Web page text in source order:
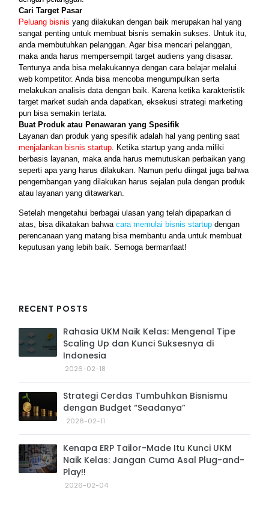
Cari Target Pasar
Peluang bisnis yang dilakukan dengan baik merupakan hal yang
sangat penting untuk membuat bisnis semakin sukses. Untuk itu,
anda membutuhkan pelanggan. Agar bisa mencari pelanggan,
maka anda harus mempersempit target audiens yang disasar.
Tentunya anda bisa melakukannya dengan cara belajar melalui
web kompetitor. Anda bisa mencoba mengumpulkan serta
melakukan analisis data dengan baik. Karena ketika karakteristik
target market sudah anda dapatkan, eksekusi strategi marketing
pun bisa semakin tertata.
Buat Produk atau Penawaran yang Spesifik
menjalankan bisnis startup . Ketika startup yang anda miliki
berbasis layanan, maka anda harus memutuskan perbaikan yang
seperti apa yang harus dilakukan. Namun perlu diingat juga bahwa
pengembangan yang dilakukan harus sejalan pula dengan produk
atau layanan yang ditawarkan.
Setelah mengetahui berbagai ulasan yang telah dipaparkan di
atas, bisa dikatakan bahwa cara memulai bisnis startup dengan
perencanaan yang matang bisa membantu anda untuk membuat
keputusan yang lebih baik. Semoga bermanfaat!
RECENT POSTS
Rahasia UKM Naik Kelas: Mengenal Tipe
Scaling Up dan Kunci Suksesnya di
Indonesia
2026-02-18
Strategi Cerdas Tumbuhkan Bisnismu
dengan Budget “Seadanya”
2026-02-11
Kenapa ERP Tailor-Made Itu Kunci UKM
Naik Kelas: Jangan Cuma Asal Plug-and-
Play!!
2026-02-04